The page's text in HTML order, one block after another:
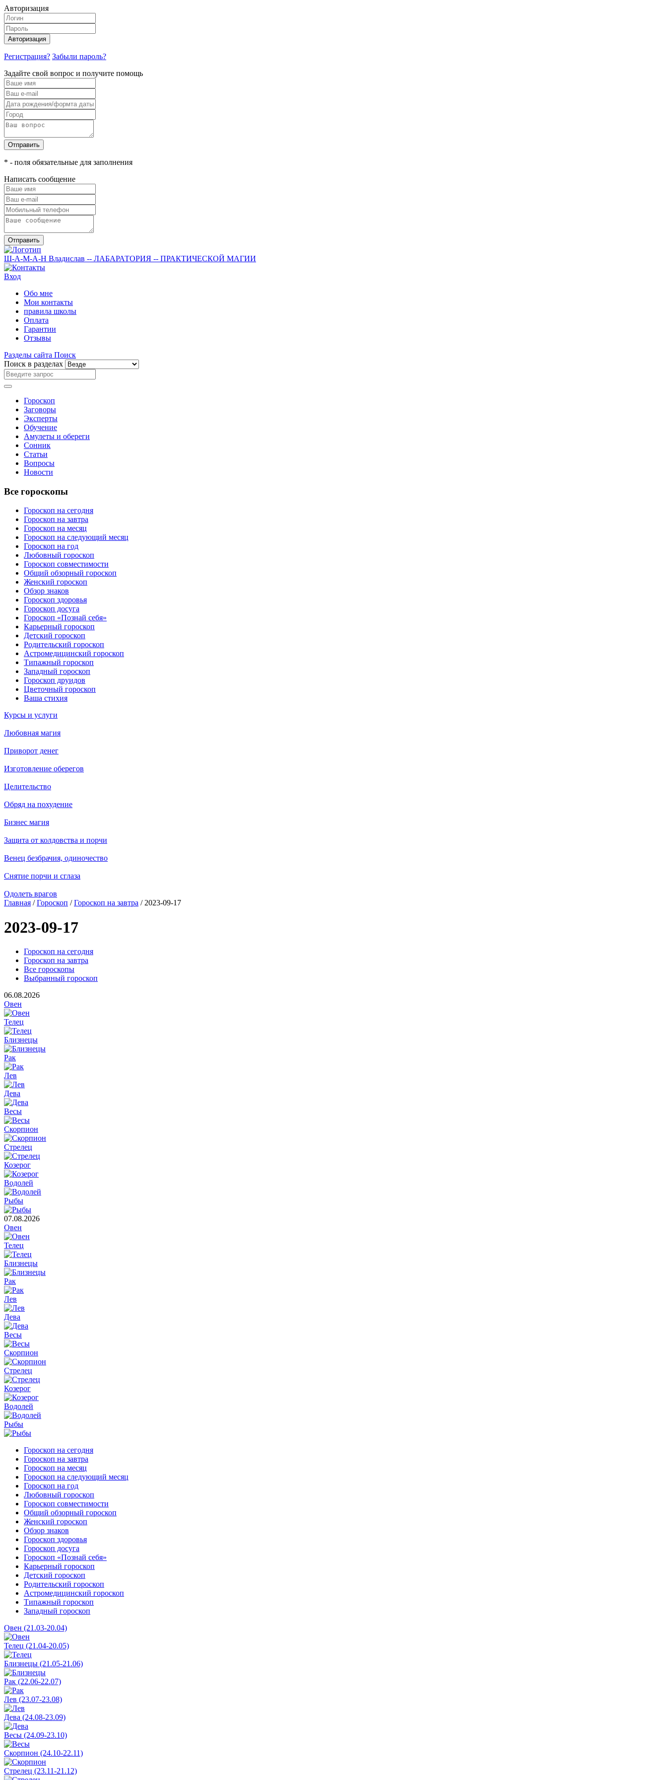
Авторизация
Авторизация
Регистрация? Забыли пароль?
Задайте свой вопрос и получите помощь
Отправить
* - поля обязательные для заполнения
Написать сообщение
Отправить
Ш-А-М-А-Н Владислав -- ЛАБАРАТОРИЯ -- ПРАКТИЧЕСКОЙ МАГИИ
Вход
Обо мне
Мои контакты
правила школы
Оплата
Гарантии
Отзывы
Разделы сайта Поиск
Поиск в разделах
Гороскоп
Заговоры
Эксперты
Обучение
Амулеты и обереги
Сонник
Статьи
Вопросы
Новости
Все гороскопы
Гороскоп на сегодня
Гороскоп на завтра
Гороскоп на месяц
Гороскоп на следующий месяц
Гороскоп на год
Любовный гороскоп
Гороскоп совместимости
Общий обзорный гороскоп
Женский гороскоп
Обзор знаков
Гороскоп здоровья
Гороскоп досуга
Гороскоп «Познай себя»
Карьерный гороскоп
Детский гороскоп
Родительский гороскоп
Астромедицинский гороскоп
Типажный гороскоп
Западный гороскоп
Гороскоп друидов
Цветочный гороскоп
Ваша стихия
Курсы и услуги
Любовная магия
Приворот денег
Изготовление оберегов
Целительство
Обряд на похудение
Бизнес магия
Защита от колдовства и порчи
Венец безбрачия, одиночество
Снятие порчи и сглаза
Одолеть врагов
Главная /Гороскоп /Гороскоп на завтра / 2023-09-17
2023-09-17
Гороскоп на сегодня
Гороскоп на завтра
Все гороскопы
Выбранный гороскоп
06.08.2026
Овен
Телец
Близнецы
Рак
Лев
Дева
Весы
Скорпион
Стрелец
Козерог
Водолей
Рыбы
07.08.2026
Овен
Телец
Близнецы
Рак
Лев
Дева
Весы
Скорпион
Стрелец
Козерог
Водолей
Рыбы
Гороскоп на сегодня
Гороскоп на завтра
Гороскоп на месяц
Гороскоп на следующий месяц
Гороскоп на год
Любовный гороскоп
Гороскоп совместимости
Общий обзорный гороскоп
Женский гороскоп
Обзор знаков
Гороскоп здоровья
Гороскоп досуга
Гороскоп «Познай себя»
Карьерный гороскоп
Детский гороскоп
Родительский гороскоп
Астромедицинский гороскоп
Типажный гороскоп
Западный гороскоп
Овен (21.03-20.04)
Телец (21.04-20.05)
Близнецы (21.05-21.06)
Рак (22.06-22.07)
Лев (23.07-23.08)
Дева (24.08-23.09)
Весы (24.09-23.10)
Скорпион (24.10-22.11)
Стрелец (23.11-21.12)